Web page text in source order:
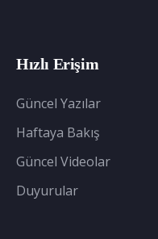
Hızlı Erişim
Güncel Yazılar
Haftaya Bakış
Güncel Videolar
Duyurular